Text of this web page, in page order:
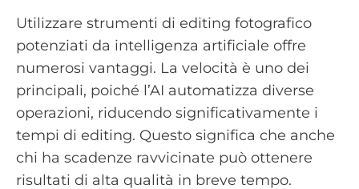
Utilizzare strumenti di editing fotografico
potenziati da intelligenza artificiale offre
numerosi vantaggi. La velocità è uno dei
principali, poiché l’AI automatizza diverse
operazioni, riducendo significativamente i
tempi di editing. Questo significa che anche
chi ha scadenze ravvicinate può ottenere
risultati di alta qualità in breve tempo.